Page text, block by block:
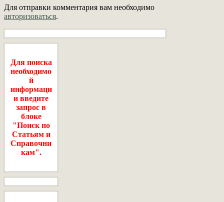
Для отправки комментария вам необходимо
авторизоваться.
Для поиска
необходимо
й
информаци
и введите
запрос в
блоке
"Поиск по
Статьям и
Справочни
кам".